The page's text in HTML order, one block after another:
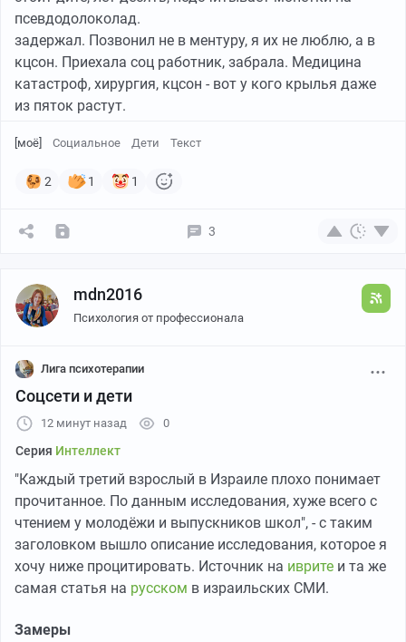
псевдодолоколад.
задержал. Позвонил не в ментуру, я их не люблю, а в
кцсон. Приехала соц работник, забрала. Медицина
катастроф, хирургия, кцсон - вот у кого крылья даже
из пяток растут.
[моё] Социальное Дети Текст
2 1 1
3
mdn2016
Психология от профессионала
Лига психотерапии
Соцсети и дети
12 минут назад 0
Серия Интеллект
"Каждый третий взрослый в Израиле плохо понимает
прочитанное. По данным исследования, хуже всего с
чтением у молодёжи и выпускников школ", - с таким
заголовком вышло описание исследования, которое я
хочу ниже процитировать. Источник на иврите и та же
самая статья на русском в израильских СМИ.
Замеры